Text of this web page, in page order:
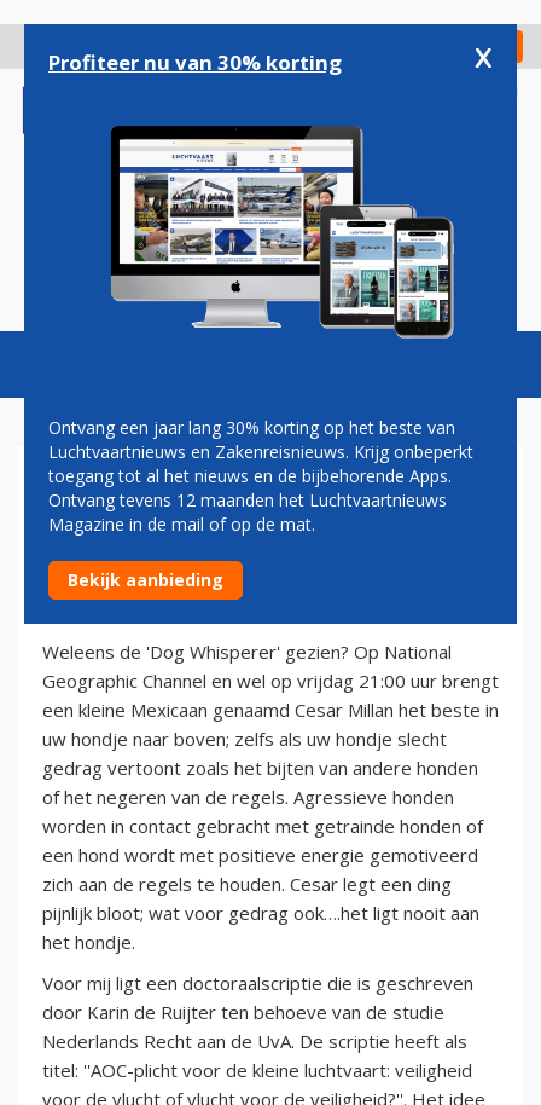
gaan
Check in
Magazine Podcasts Vacatures
HARRY HAAS: THE DOG
WHISPERER
4 augustus 2010
Weleens de 'Dog Whisperer' gezien? Op National
Geographic Channel en wel op vrijdag 21:00 uur brengt
een kleine Mexicaan genaamd Cesar Millan het beste in
uw hondje naar boven; zelfs als uw hondje slecht
gedrag vertoont zoals het bijten van andere honden
of het negeren van de regels. Agressieve honden
worden in contact gebracht met getrainde honden of
een hond wordt met positieve energie gemotiveerd
zich aan de regels te houden. Cesar legt een ding
pijnlijk bloot; wat voor gedrag ook….het ligt nooit aan
het hondje.
Voor mij ligt een doctoraalscriptie die is geschreven
door Karin de Ruijter ten behoeve van de studie
Nederlands Recht aan de UvA. De scriptie heeft als
titel: ''AOC-plicht voor de kleine luchtvaart: veiligheid
voor de vlucht of vlucht voor de veiligheid?''. Het idee
Profiteer nu van 30% korting x
Ontvang een jaar lang 30% korting op het beste van
Luchtvaartnieuws en Zakenreisnieuws. Krijg onbeperkt
toegang tot al het nieuws en de bijbehorende Apps.
Ontvang tevens 12 maanden het Luchtvaartnieuws
Magazine in de mail of op de mat.
Bekijk aanbieding